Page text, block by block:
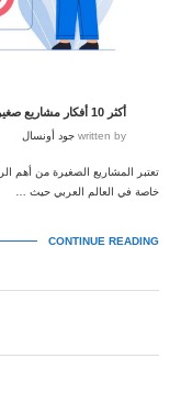
أكثر 10 أفكار مشاريع صغيرة ناجحة في العالم العربي
written by جود أونسال
تعتبر المشاريع الصغيرة من أهم
خاصة في العالم العربي حيث …
CONTINUE READING